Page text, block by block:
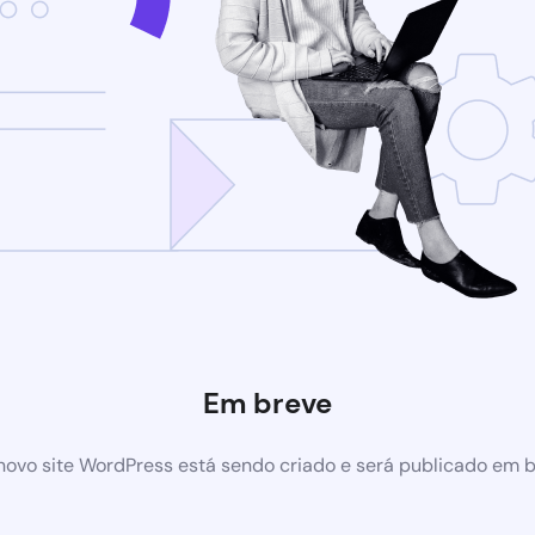
Em breve
site WordPress está sendo criado e será publicado em